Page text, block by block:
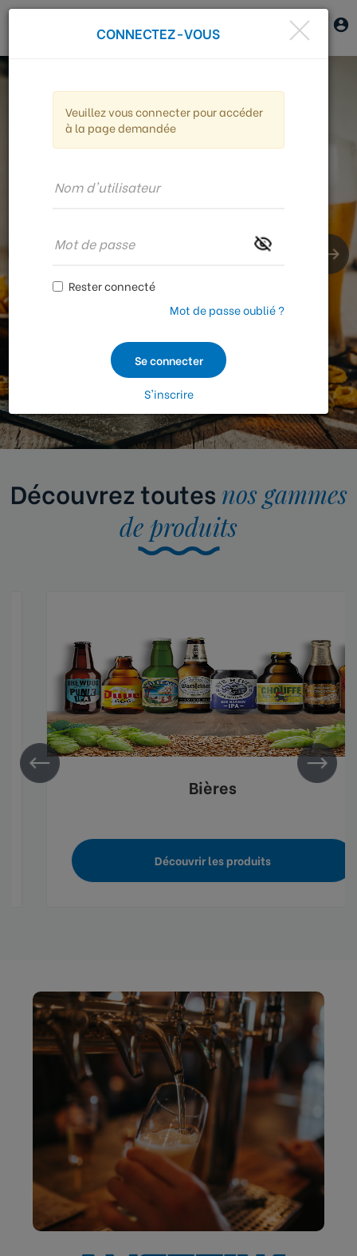
Nouveautés
Découvrez toutes nos gammes
de produits
Bières
Découvrir les produits
CONNECTEZ-VOUS
Veuillez vous connecter pour accéder
à la page demandée
Rester connecté
Mot de passe oublié ?
Se connecter
S'inscrire